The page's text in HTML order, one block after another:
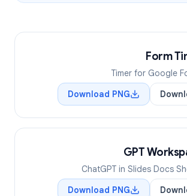
Form
Timer for Google
Download PNG
GPT
ChatGPT in Slides Docs
Download PNG